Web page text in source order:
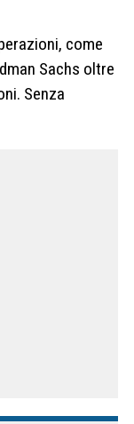
come
Sachs oltre
Senza